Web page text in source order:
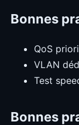
Bonnes
QoS
VLAN
Test
Bonnes